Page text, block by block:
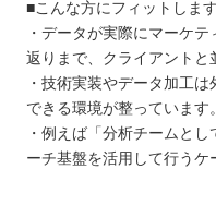
■こんな方にフィットします
・データが実際にマーケ
返りまで、クライアントと
・技術実装やデータ加工
できる環境が整っています。
・例えば「分析チームと
ーチ基盤を活用して行うケ